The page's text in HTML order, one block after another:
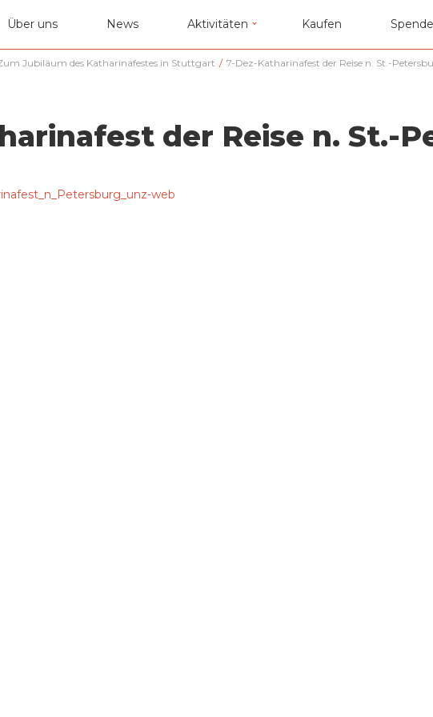
Über uns News Aktivitäten Kaufen
Jubiläum des Katharinafestes in Stuttgart / 7-Dez-Katharinafest der Reise n. St.-
der Reise n. St.-